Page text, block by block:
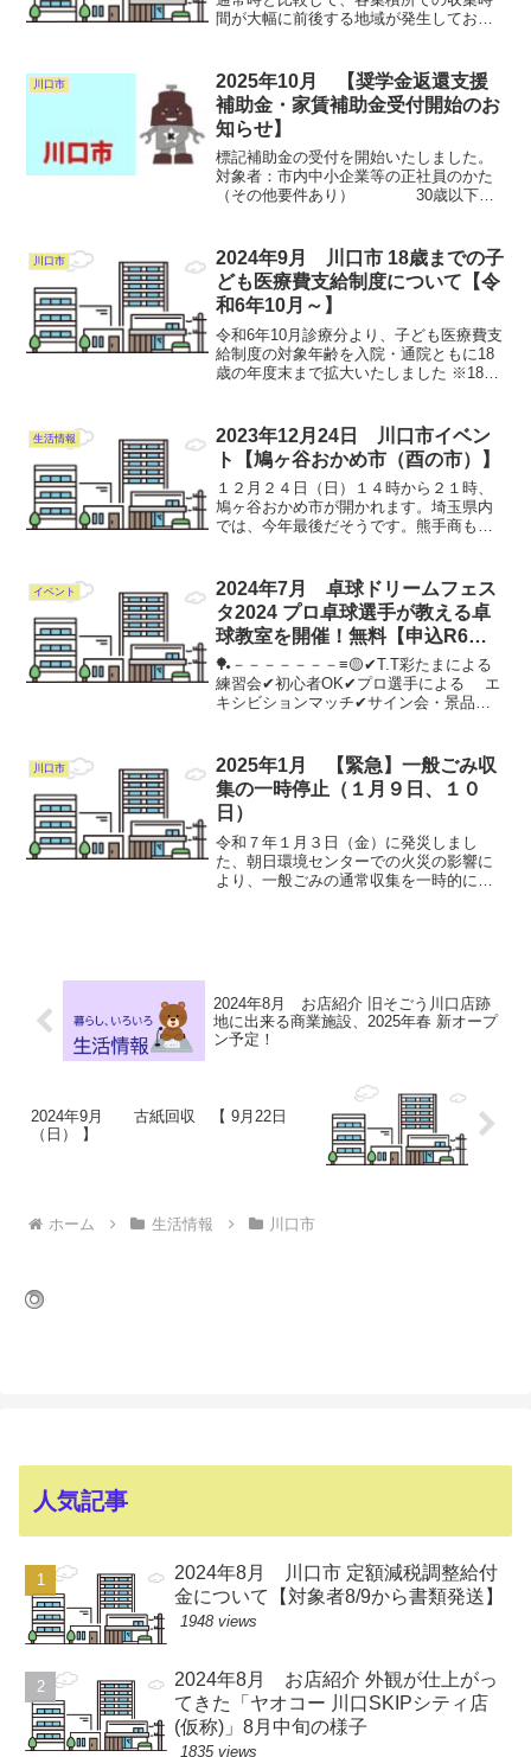
間が大幅に前後する地域が発生しており
し訳ございません。ごみ収集車は積載物
が満杯になると一度焼却施設...
川口市
2025年10月 【奨学金返還支援
補助金・家賃補助金受付開始のお
知らせ】
標記補助金の受付を開始いたしました。
対象者：市内中小企業等の正社員のかた
（その他要件あり） 30歳以下の
間：令和6年10月1日～令和7年9月30日の
1年間の...
川口市
2024年9月 川口市 18歳までの子
ども医療費支給制度について【令
和6年10月～】
令和6年10月診療分より、子ども医療費支
給制度の対象年齢を入院・通院ともに18
歳の年度末まで拡大いたしました ※18歳
生活情報
2023年12月24日 川口市イベン
ト【鳩ヶ谷おかめ市（酉の市）】
１２月２４日（日）１４時から２１時、
鳩ヶ谷おかめ市が開かれます。埼玉県内
では、今年最後だそうです。熊手商も含
の案内なお、これにともない、バスの迂
回運行が行われます。国際...
イベント
2024年7月 卓球ドリームフェス
タ2024 プロ卓球選手が教える卓
球教室を開催！無料【申込R6
8/21】
🏓－－－－－－－≡🟡✔T.T彩たまによる
練習会✔初心者OK✔プロ選手による エ
キシビションマッチ✔サイン会・景品付
場：三郷市総合体育館📌対象：どなたで
も（要申込...
川口市
2025年1月 【緊急】一般ごみ収
集の一時停止（１月９日、１０
日）
令和７年１月３日（金）に発災しまし
た、朝日環境センターでの火災の影響に
より、一般ごみの通常収集を一時的に停
2024年8月 お店紹介 旧そごう川口店跡
地に出来る商業施設、2025年春 新オープ
ン予定！
2024年9月 古紙回収 【 9月22日
（日） 】
ホーム 生活情報 川口市
人気記事
2024年8月 川口市 定額減税調整給付
金について【対象者8/9から書類発送】
1948 views
2024年8月 お店紹介 外観が仕上がっ
てきた「ヤオコー 川口SKIPシティ店
(仮称)」8月中旬の様子
1835 views